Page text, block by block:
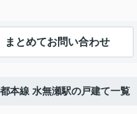
まとめてお問い合わせ
本線 水無瀬駅の戸建て一覧